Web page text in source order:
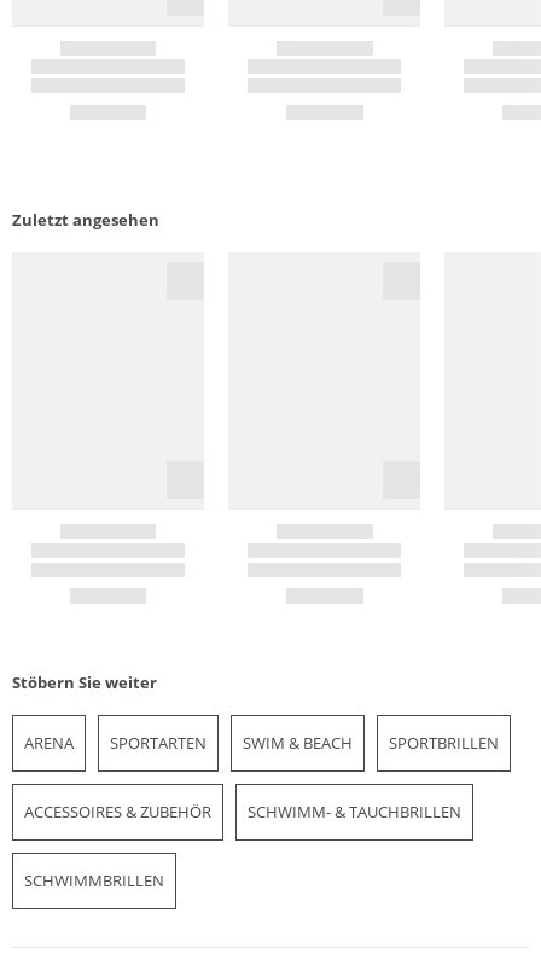
Zuletzt angesehen
Stöbern Sie weiter
ARENA SPORTARTEN SWIM & BEACH SPORTBRILLEN
ACCESSOIRES & ZUBEHÖR SCHWIMM- & TAUCHBRILLEN
SCHWIMMBRILLEN